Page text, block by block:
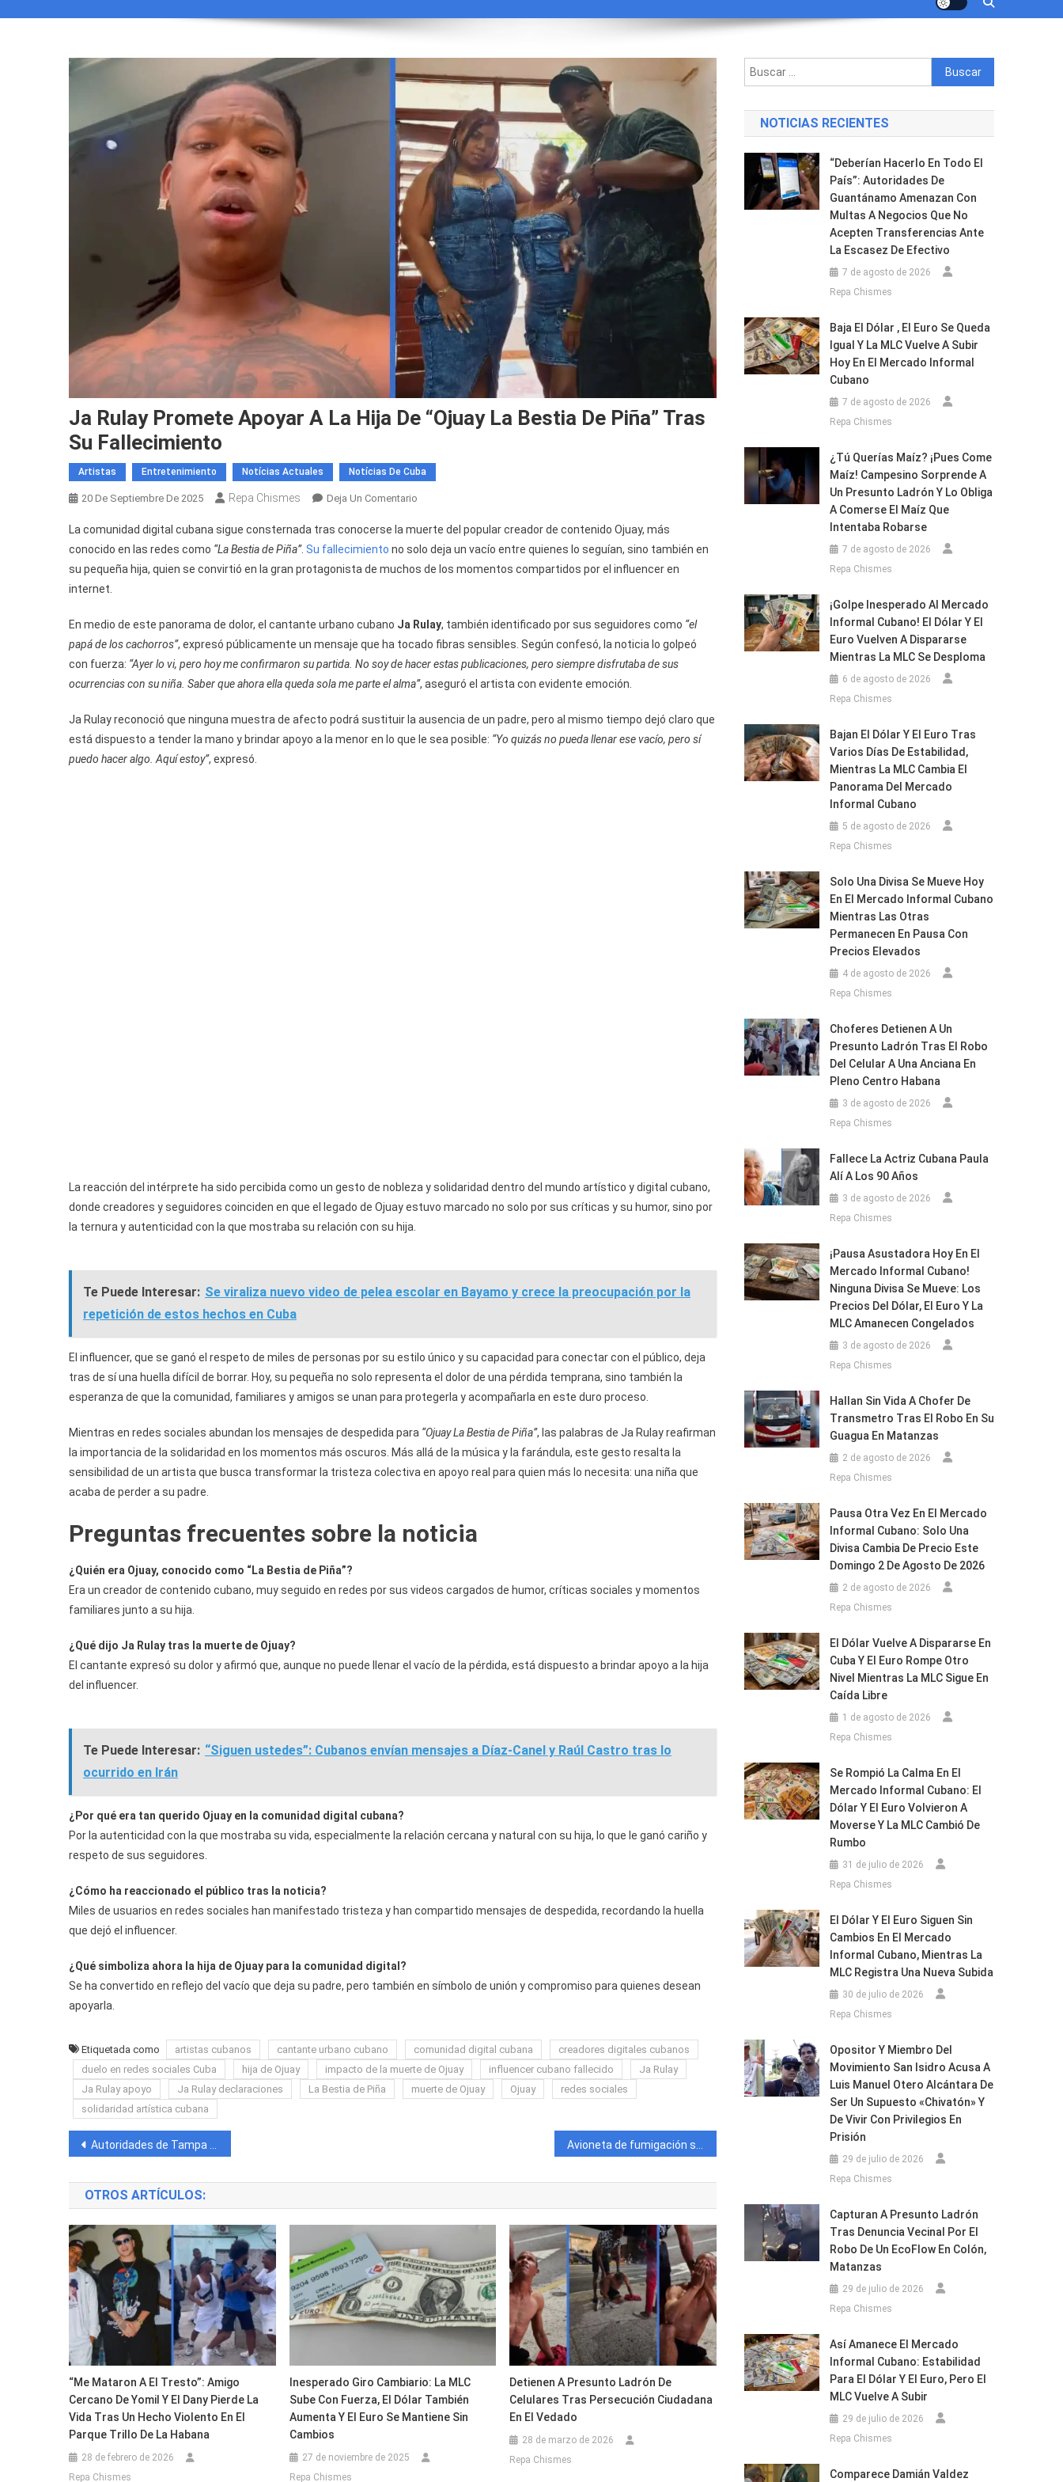
Ja Rulay Promete Apoyar A La Hija De “Ojuay La Bestia De Piña” Tras
Su Fallecimiento
Artistas Entretenimiento Notícias Actuales Notícias De Cuba
20 De Septiembre De 2025 Repa Chismes Deja Un Comentario
Rulay
Promete
Apoyar
Hija
De
“Ojuay
La
De
Piña”
La comunidad digital cubana sigue consternada tras conocerse la muerte del popular creador de contenido Ojuay, más
conocido en las redes como “La Bestia de Piña”. Su fallecimiento no solo deja un vacío entre quienes lo seguían, sino también en
su pequeña hija, quien se convirtió en la gran protagonista de muchos de los momentos compartidos por el influencer en
internet.
En medio de este panorama de dolor, el cantante urbano cubano Ja Rulay, también identificado por sus seguidores como “el
papá de los cachorros”, expresó públicamente un mensaje que ha tocado fibras sensibles. Según confesó, la noticia lo golpeó
con fuerza: “Ayer lo vi, pero hoy me confirmaron su partida. No soy de hacer estas publicaciones, pero siempre disfrutaba de sus
ocurrencias con su niña. Saber que ahora ella queda sola me parte el alma”, aseguró el artista con evidente emoción.
Ja Rulay reconoció que ninguna muestra de afecto podrá sustituir la ausencia de un padre, pero al mismo tiempo dejó claro que
está dispuesto a tender la mano y brindar apoyo a la menor en lo que le sea posible: “Yo quizás no pueda llenar ese vacío, pero sí
puedo hacer algo. Aquí estoy”, expresó.
La reacción del intérprete ha sido percibida como un gesto de nobleza y solidaridad dentro del mundo artístico y digital cubano,
donde creadores y seguidores coinciden en que el legado de Ojuay estuvo marcado no solo por sus críticas y su humor, sino por
la ternura y autenticidad con la que mostraba su relación con su hija.
Te Puede Interesar: Se viraliza nuevo video de pelea escolar en Bayamo y crece la preocupación por la
repetición de estos hechos en Cuba
El influencer, que se ganó el respeto de miles de personas por su estilo único y su capacidad para conectar con el público, deja
tras de sí una huella difícil de borrar. Hoy, su pequeña no solo representa el dolor de una pérdida temprana, sino también la
esperanza de que la comunidad, familiares y amigos se unan para protegerla y acompañarla en este duro proceso.
Mientras en redes sociales abundan los mensajes de despedida para “Ojuay La Bestia de Piña”, las palabras de Ja Rulay reafirman
la importancia de la solidaridad en los momentos más oscuros. Más allá de la música y la farándula, este gesto resalta la
sensibilidad de un artista que busca transformar la tristeza colectiva en apoyo real para quien más lo necesita: una niña que
acaba de perder a su padre.
Preguntas frecuentes sobre la noticia
¿Quién era Ojuay, conocido como “La Bestia de Piña”?
Era un creador de contenido cubano, muy seguido en redes por sus videos cargados de humor, críticas sociales y momentos
familiares junto a su hija.
¿Qué dijo Ja Rulay tras la muerte de Ojuay?
El cantante expresó su dolor y afirmó que, aunque no puede llenar el vacío de la pérdida, está dispuesto a brindar apoyo a la hija
del influencer.
Te Puede Interesar: “Siguen ustedes”: Cubanos envían mensajes a Díaz-Canel y Raúl Castro tras lo
ocurrido en Irán
¿Por qué era tan querido Ojuay en la comunidad digital cubana?
Por la autenticidad con la que mostraba su vida, especialmente la relación cercana y natural con su hija, lo que le ganó cariño y
respeto de sus seguidores.
¿Cómo ha reaccionado el público tras la noticia?
Miles de usuarios en redes sociales han manifestado tristeza y han compartido mensajes de despedida, recordando la huella
que dejó el influencer.
¿Qué simboliza ahora la hija de Ojuay para la comunidad digital?
Se ha convertido en reflejo del vacío que deja su padre, pero también en símbolo de unión y compromiso para quienes desean
apoyarla.
Etiquetada como artistas cubanos cantante urbano cubano comunidad digital cubana
creadores digitales cubanos
duelo en redes sociales Cuba
hija de Ojuay impacto de la muerte de Ojuay influencer cubano fallecido
Ja Rulay
Ja Rulay apoyo
Ja Rulay declaraciones La Bestia de Piña muerte de Ojuay Ojuay
redes sociales
solidaridad artística cubana
Navegación
de
entradas
Autoridades de Tampa reportan un hallazgo inesperado en la maleta de un viajero Avioneta de fumigación se estrella en Ciego de Ávila
OTROS ARTÍCULOS:
“Me Mataron A El Tresto”: Amigo
Cercano De Yomil Y El Dany Pierde La
Vida Tras Un Hecho Violento En El
Parque Trillo De La Habana
28 de febrero de 2026
Repa Chismes
Inesperado Giro Cambiario: La MLC
Sube Con Fuerza, El Dólar También
Aumenta Y El Euro Se Mantiene Sin
Cambios
27 de noviembre de 2025
Repa Chismes
Detienen A Presunto Ladrón De
Celulares Tras Persecución Ciudadana
En El Vedado
28 de marzo de 2026
Repa Chismes
Buscar:
NOTICIAS RECIENTES
“Deberían Hacerlo En Todo El
País”: Autoridades De
Guantánamo Amenazan Con
Multas A Negocios Que No
Acepten Transferencias Ante
La Escasez De Efectivo
7 de agosto de 2026
Repa Chismes
Baja El Dólar , El Euro Se Queda
Igual Y La MLC Vuelve A Subir
Hoy En El Mercado Informal
Cubano
7 de agosto de 2026
Repa Chismes
¿Tú Querías Maíz? ¡Pues Come
Maíz! Campesino Sorprende A
Un Presunto Ladrón Y Lo Obliga
A Comerse El Maíz Que
Intentaba Robarse
7 de agosto de 2026
Repa Chismes
¡Golpe Inesperado Al Mercado
Informal Cubano! El Dólar Y El
Euro Vuelven A Dispararse
Mientras La MLC Se Desploma
6 de agosto de 2026
Repa Chismes
Bajan El Dólar Y El Euro Tras
Varios Días De Estabilidad,
Mientras La MLC Cambia El
Panorama Del Mercado
Informal Cubano
5 de agosto de 2026
Repa Chismes
Solo Una Divisa Se Mueve Hoy
En El Mercado Informal Cubano
Mientras Las Otras
Permanecen En Pausa Con
Precios Elevados
4 de agosto de 2026
Repa Chismes
Choferes Detienen A Un
Presunto Ladrón Tras El Robo
Del Celular A Una Anciana En
Pleno Centro Habana
3 de agosto de 2026
Repa Chismes
Fallece La Actriz Cubana Paula
Alí A Los 90 Años
3 de agosto de 2026
Repa Chismes
¡Pausa Asustadora Hoy En El
Mercado Informal Cubano!
Ninguna Divisa Se Mueve: Los
Precios Del Dólar, El Euro Y La
MLC Amanecen Congelados
3 de agosto de 2026
Repa Chismes
Hallan Sin Vida A Chofer De
Transmetro Tras El Robo En Su
Guagua En Matanzas
2 de agosto de 2026
Repa Chismes
Pausa Otra Vez En El Mercado
Informal Cubano: Solo Una
Divisa Cambia De Precio Este
Domingo 2 De Agosto De 2026
2 de agosto de 2026
Repa Chismes
El Dólar Vuelve A Dispararse En
Cuba Y El Euro Rompe Otro
Nivel Mientras La MLC Sigue En
Caída Libre
1 de agosto de 2026
Repa Chismes
Se Rompió La Calma En El
Mercado Informal Cubano: El
Dólar Y El Euro Volvieron A
Moverse Y La MLC Cambió De
Rumbo
31 de julio de 2026
Repa Chismes
El Dólar Y El Euro Siguen Sin
Cambios En El Mercado
Informal Cubano, Mientras La
MLC Registra Una Nueva Subida
30 de julio de 2026
Repa Chismes
Opositor Y Miembro Del
Movimiento San Isidro Acusa A
Luis Manuel Otero Alcántara De
Ser Un Supuesto «chivatón» Y
De Vivir Con Privilegios En
Prisión
29 de julio de 2026
Repa Chismes
Capturan A Presunto Ladrón
Tras Denuncia Vecinal Por El
Robo De Un EcoFlow En Colón,
Matanzas
29 de julio de 2026
Repa Chismes
Así Amanece El Mercado
Informal Cubano: Estabilidad
Para El Dólar Y El Euro, Pero El
MLC Vuelve A Subir
29 de julio de 2026
Repa Chismes
Comparece Damián Valdez